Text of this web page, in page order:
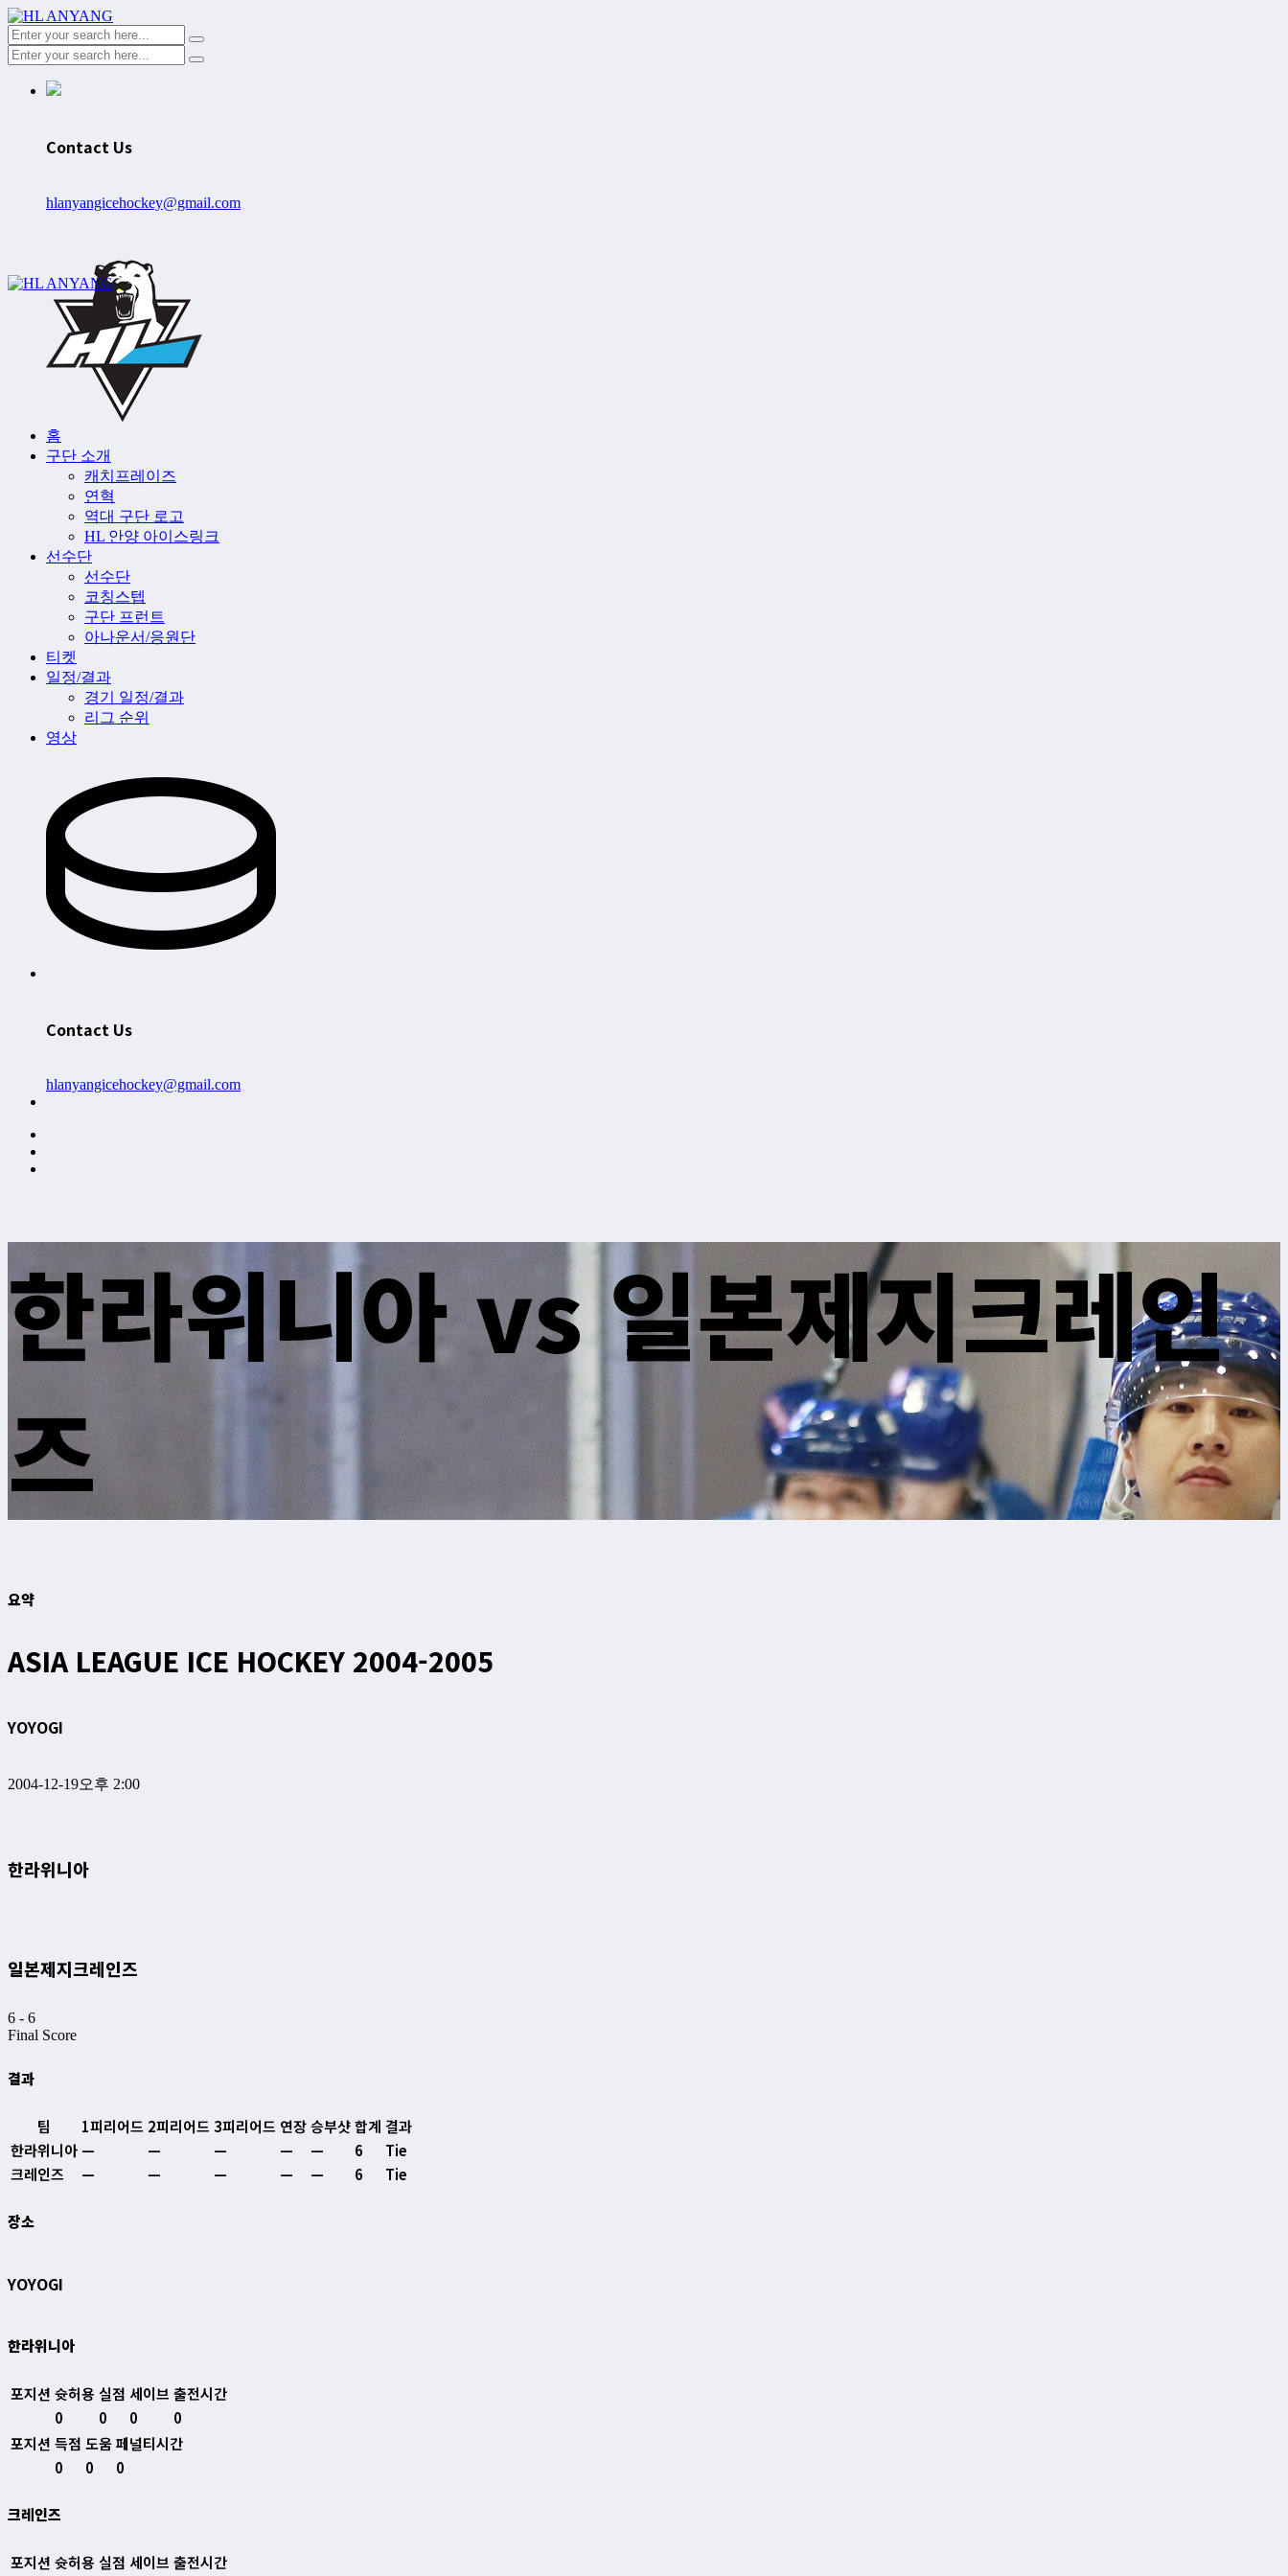
Contact Us
hlanyangicehockey@gmail.com
홈
구단 소개
캐치프레이즈
연혁
역대 구단 로고
HL 안양 아이스링크
선수단
선수단
코칭스텝
구단 프런트
아나운서/응원단
티켓
일정/결과
경기 일정/결과
리그 순위
영상
Contact Us
hlanyangicehockey@gmail.com
한라위니아 vs 일본제지크레인
즈
요약
ASIA LEAGUE ICE HOCKEY 2004-2005
YOYOGI
2004-12-19오후 2:00
한라위니아
일본제지크레인즈
6 - 6
Final Score
결과
팀 1피리어드 2피리어드 3피리어드 연장승부샷합계 결과
한라위니아 — — — — — 6
Tie
크레인즈
— — — — — 6 Tie
장소
YOYOGI
한라위니아
포지션 슛허용 실점 세이브 출전시간
0
0 0
0
포지션 득점 도움페널티시간
0
0 0
크레인즈
포지션 슛허용 실점 세이브 출전시간